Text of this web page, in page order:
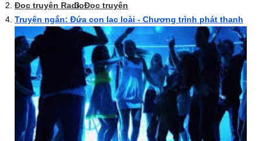
Đọc truyện RadioĐọc truyện
Truyện ngắn: Đứa con lạc loài - Chương trình phát thanh